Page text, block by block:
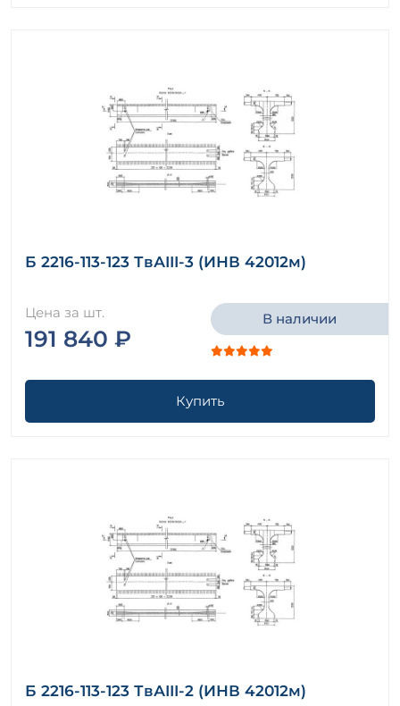
Б 2216-113-123 ТвАIII-3 (ИНВ 42012м)
Цена за шт.
191 840 ₽
В наличии
Купить
Б 2216-113-123 ТвАIII-2 (ИНВ 42012м)